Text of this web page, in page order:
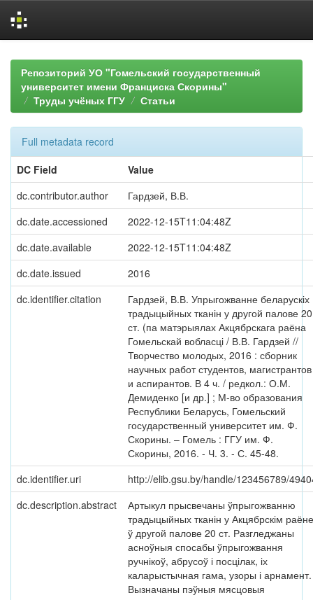
navigationРепозиторий УО "Гомельский государственный
университет имени Франциска Скорины"
Труды учёных ГГУ
Статьи
Full metadata record
DC Field
Value
dc.contributor.author
Гардзей, В.В.
dc.date.accessioned
2022-12-15T11:04:48Z
dc.date.available
2022-12-15T11:04:48Z
dc.date.issued
2016
dc.identifier.citation
Гардзей, В.В. Упрыгожванне беларускіх
традыцыйных тканін у другой палове 20
ст. (па матэрыялах Акцябрскага раёна
Гомельскай вобласці / В.В. Гардзей //
Творчество молодых, 2016 : сборник
научных работ студентов, магистрантов
и аспирантов. В 4 ч. / редкол.: О.М.
Демиденко [и др.] ; М-во образования
Республики Беларусь, Гомельский
государственный университет им. Ф.
Скорины. – Гомель : ГГУ им. Ф.
Скорины, 2016. - Ч. 3. - С. 45-48.
dc.identifier.uri
http://elib.gsu.by/handle/123456789/
dc.description.abstract
Артыкул прысвечаны ўпрыгожванню
традыцыйных тканін у Акцябрскім раёне
ў другой палове 20 ст. Разгледжаны
асноўныя спосабы ўпрыгожвання
ручнікоў, абрусоў і посцілак, іх
каларыстычная гама, узоры і арнамент.
Вызначаны пэўныя мясцовыя